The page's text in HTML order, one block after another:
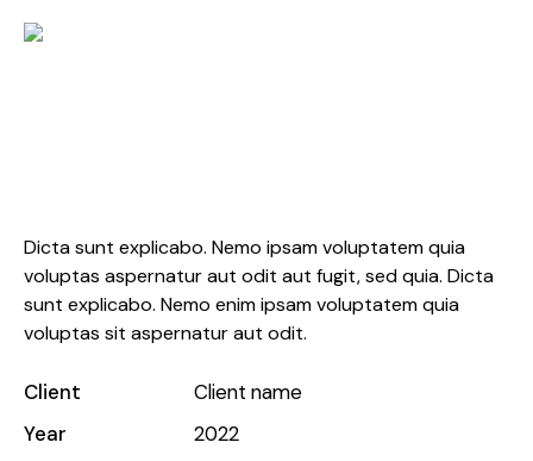
Dicta sunt explicabo. Nemo ipsam voluptatem quia
voluptas aspernatur aut odit aut fugit, sed quia. Dicta
sunt explicabo. Nemo enim ipsam voluptatem quia
voluptas sit aspernatur aut odit.
Client
Client name
Year
2022